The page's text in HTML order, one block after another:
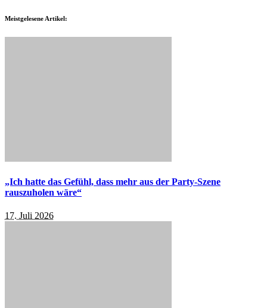
Meistgelesene Artikel:
„Ich hatte das Gefühl, dass mehr aus der Party-Szene
rauszuholen wäre“
17. Juli 2026